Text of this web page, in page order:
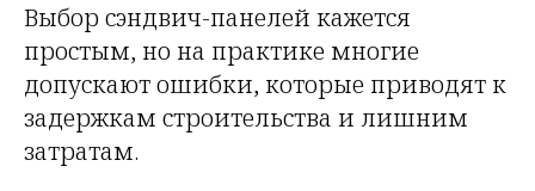
Выбор сэндвич-панелей кажется
простым, но на практике многие
допускают ошибки, которые приводят к
задержкам строительства и лишним
затратам.